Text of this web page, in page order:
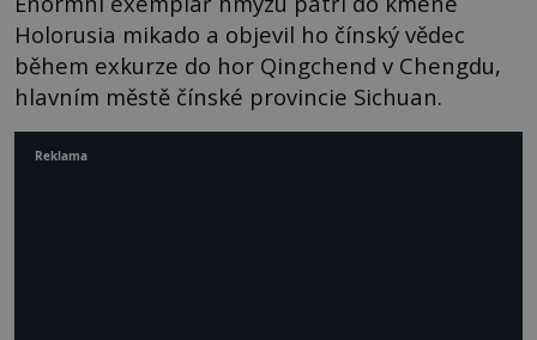
Holorusia mikado a objevil ho čínský vědec
během exkurze do hor Qingchend v Chengdu,
hlavním městě čínské provincie Sichuan.
Reklama